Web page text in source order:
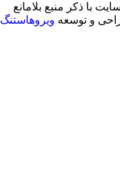
با ذکر منبع بلامانع
و توسعه ویروهاستنگ